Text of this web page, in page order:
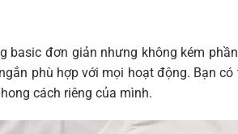
basic đơn giản nhưng không kém
phù hợp với mọi hoạt động. Bạn có
cách riêng của mình.